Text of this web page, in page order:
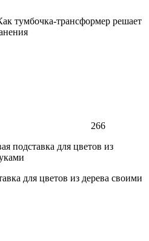
тумбочка-трансформер решает
266
для цветов из дерева своими